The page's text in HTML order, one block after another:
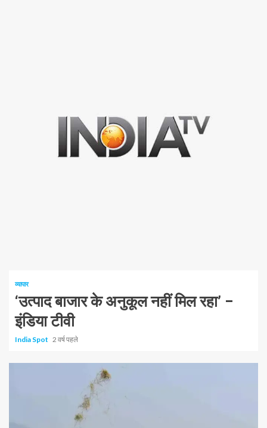
व्यापार
‘उत्पाद बाजार के अनुकूल नहीं मिल रहा’ –
इंडिया टीवी
India Spot 2 वर्ष पहले